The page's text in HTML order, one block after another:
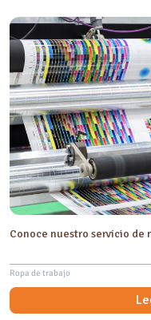
Conoce nuestro servicio
Ropa de trabajo